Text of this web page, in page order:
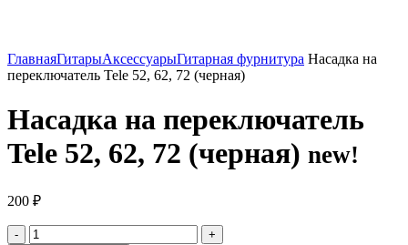
ГлавнаяГитарыАксессуарыГитарная фурнитура Насадка на
переключатель Tele 52, 62, 72 (черная)
Насадка на переключатель
Tele 52, 62, 72 (черная) new!
200 ₽